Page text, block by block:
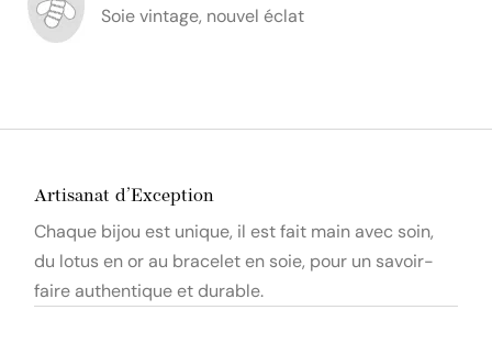
Soie vintage, nouvel éclat
Artisanat d’Exception
Chaque bijou est unique, il est fait main avec soin,
du lotus en or au bracelet en soie, pour un savoir-
faire authentique et durable.